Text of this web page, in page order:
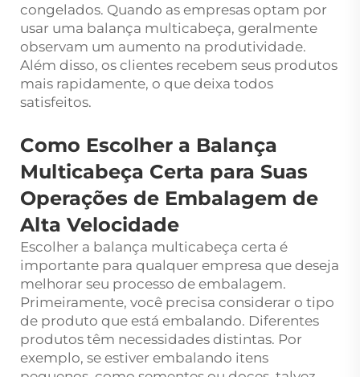
congelados. Quando as empresas optam por
usar uma balança multicabeça, geralmente
observam um aumento na produtividade.
Além disso, os clientes recebem seus produtos
mais rapidamente, o que deixa todos
satisfeitos.
Como Escolher a Balança
Multicabeça Certa para Suas
Operações de Embalagem de
Alta Velocidade
Escolher a balança multicabeça certa é
importante para qualquer empresa que deseja
melhorar seu processo de embalagem.
Primeiramente, você precisa considerar o tipo
de produto que está embalando. Diferentes
produtos têm necessidades distintas. Por
exemplo, se estiver embalando itens